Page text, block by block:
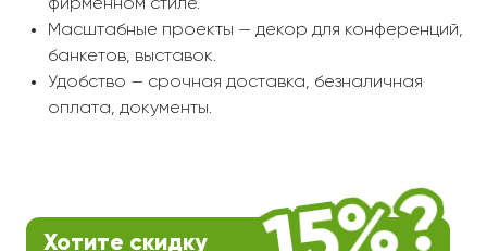
фирменном стиле.
Масштабные проекты — декор для конференций,
банкетов, выставок.
Удобство — срочная доставка, безналичная
оплата, документы.
Хотите скидку